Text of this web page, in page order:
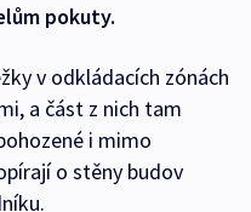
pokuty.
v odkládacích zónách
a část z nich tam
i mimo
o stěny budov